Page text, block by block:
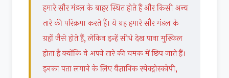
हमारे सौर मंडल के बाहर स्थित होते हैं और किसी अन्य
तारे की परिक्रमा करते हैं। ये ग्रह हमारे सौर मंडल के
ग्रहों जैसे होते हैं, लेकिन इन्हें सीधे देख पाना मुश्किल
होता है क्योंकि वे अपने तारे की चमक में छिप जाते हैं।
इनका पता लगाने के लिए वैज्ञानिक स्पेक्ट्रोस्कोपी,